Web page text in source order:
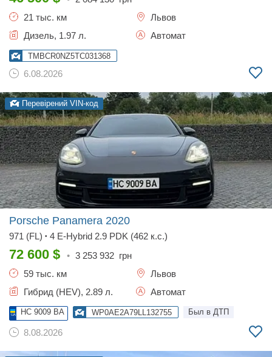
21 тыс. км
Львов
Дизель, 1.97 л.
Автомат
TMBCR0NZ5TC031368
6.08.2026
Перевірений VIN-код
Porsche Panamera 2020
971 (FL) • 4 E-Hybrid 2.9 PDK (462 к.с.)
72 600 $ • 3 253 932 грн
59 тыс. км
Львов
Гибрид (HEV), 2.89 л.
Автомат
HC 9009 BA WP0AE2A79LL132755 Был в ДТП
8.08.2026